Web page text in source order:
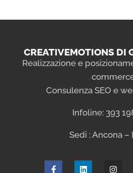
CREATIVEMOTIONS DI
Realizzazione e
Consulenza SEO e
Infoline: 393
Sedi : Ancona –